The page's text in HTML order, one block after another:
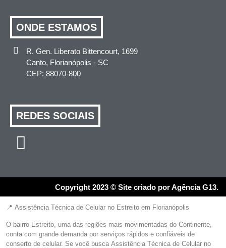
ONDE ESTAMOS
R. Gen. Liberato Bittencourt, 1699
Canto, Florianópolis - SC
CEP: 88070-800
REDES SOCIAIS
Copyright 2023 © Site criado por Agência G13.
📍 Assistência Técnica de Celular no Estreito em Florianópolis
O bairro Estreito, uma das regiões mais movimentadas do Continente,
conta com grande demanda por serviços rápidos e confiáveis de
conserto de celular. Se você busca Assistência Técnica de Celular no